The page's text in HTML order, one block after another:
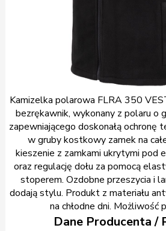
Kamizelka polarowa FLRA 350
bezrękawnik, wykonany z polaru o
zapewniającego doskonałą ochronę
w gruby kostkowy zamek na
kieszenie z zamkami ukrytymi pod
oraz regulację dołu za pomocą
stoperem. Ozdobne przeszycia i
dodają stylu. Produkt z materiału
na chłodne dni. Możliwość
Dane Producenta /